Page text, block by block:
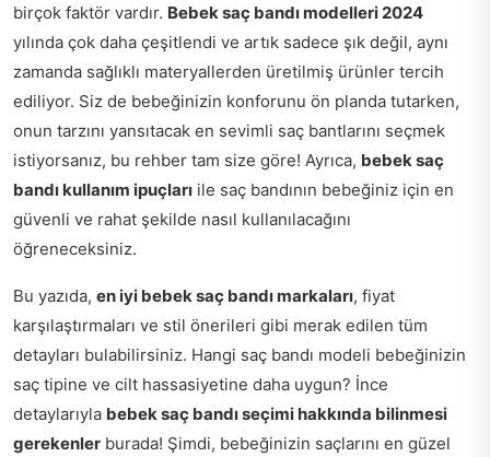
birçok faktör vardır. Bebek saç bandı modelleri 2024
yılında çok daha çeşitlendi ve artık sadece şık değil, aynı
zamanda sağlıklı materyallerden üretilmiş ürünler tercih
ediliyor. Siz de bebeğinizin konforunu ön planda tutarken,
onun tarzını yansıtacak en sevimli saç bantlarını seçmek
istiyorsanız, bu rehber tam size göre! Ayrıca, bebek saç
bandı kullanım ipuçları ile saç bandının bebeğiniz için en
güvenli ve rahat şekilde nasıl kullanılacağını
öğreneceksiniz.
Bu yazıda, en iyi bebek saç bandı markaları, fiyat
karşılaştırmaları ve stil önerileri gibi merak edilen tüm
detayları bulabilirsiniz. Hangi saç bandı modeli bebeğinizin
saç tipine ve cilt hassasiyetine daha uygun? İnce
detaylarıyla bebek saç bandı seçimi hakkında bilinmesi
gerekenler burada! Şimdi, bebeğinizin saçlarını en güzel